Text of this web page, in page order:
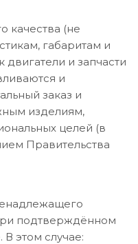
качества (не
габаритам и
двигатели и запчасти
и
заказ и
изделиям,
целей (в
Правительства
подтверждённом
этом случае: